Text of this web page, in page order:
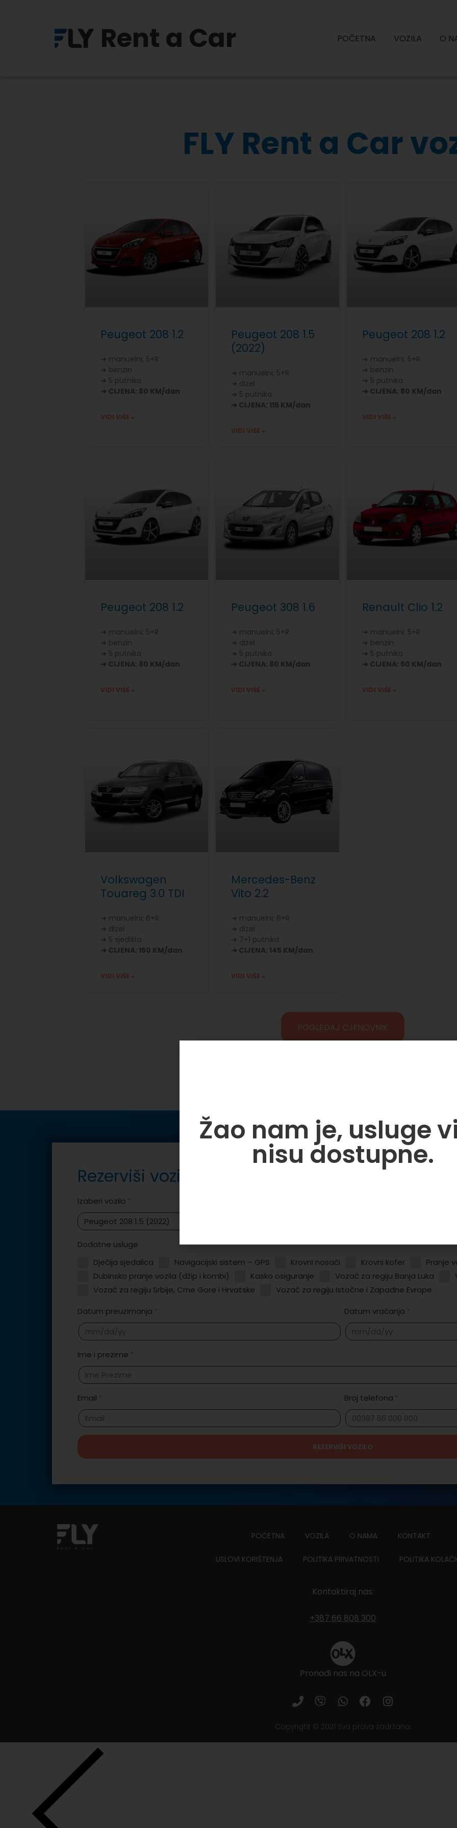
Rent a Car POČETNA VOZILA O
FLY Rent a Car
Peugeot 208 1.2
➔ manuelni; 5+R
➔ benzin
➔ 5 putnika
➔ CIJENA: 80 KM/dan
VIDI VIŠE »
Peugeot 208 1.5
(2022)
➔ manuelni; 5+R
➔ dizel
➔ 5 putnika
➔ CIJENA: 115 KM/dan
VIDI VIŠE »
Peugeot 208 1.2
➔ manuelni; 5+R
➔ benzin
➔ 5 putnika
➔ CIJENA: 80 KM/dan
VIDI VIŠE »
Peugeot 208 1.2
➔ manuelni; 5+R
➔ benzin
➔ 5 putnika
➔ CIJENA: 80 KM/dan
VIDI VIŠE »
Peugeot 308 1.6
➔ manuelni; 5+R
➔ dizel
➔ 5 putnika
➔ CIJENA: 80 KM/dan
VIDI VIŠE »
Renault Clio 1.2
➔ manuelni; 5+R
➔ benzin
➔ 5 putnika
➔ CIJENA: 50 KM/dan
VIDI VIŠE »
Volkswagen
Touareg 3.0 TDI
➔ manuelni; 6+R
➔ dizel
➔ 5 sjedišta
➔ CIJENA: 150 KM/dan
VIDI VIŠE »
Mercedes-Benz
Vito 2.2
➔ manuelni; 6+R
➔ dizel
➔ 7+1 putnika
➔ CIJENA: 145 KM/dan
VIDI VIŠE »
POGLEDAJ CJENOVNIK
Rezerviši vozilo
Izaberi vozilo
Dodatne usluge
Dječija sjedalica
Navigacijski sistem – GPS Krovni nosači Krovni kofer
Pranje
Dubinsko pranje vozila (džip i kombi)
Kasko osiguranje Vozač za regiju Banja Luka
Vozač za regiju Srbije, Crne Gore i Hrvatske
Vozač za regiju Istočne i Zapadne Evrope
Datum preuzimanja
Datum vraćanja
Ime i prezime
Email Broj telefona
REZERVIŠI VOZILO
POČETNA VOZILA O NAMA KONTAKT
USLOVI KORIŠTENJA POLITIKA PRIVATNOSTI POLITIKA
Kontaktiraj nas:
+387 66 808 300
Pronađi nas na OLX-u
Copyright © 2021 Sva prava zadržana.
Žao nam je, usluge
nisu dostupne.